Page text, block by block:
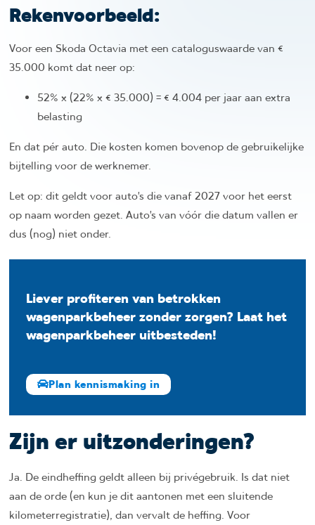
Rekenvoorbeeld:
Voor een Skoda Octavia met een cataloguswaarde van €
35.000 komt dat neer op:
52% x (22% x € 35.000) = € 4.004 per jaar aan extra
belasting
En dat pér auto. Die kosten komen bovenop de gebruikelijke
bijtelling voor de werknemer.
Let op: dit geldt voor auto’s die vanaf 2027 voor het eerst
op naam worden gezet. Auto’s van vóór die datum vallen er
dus (nog) niet onder.
Liever profiteren van betrokken
wagenparkbeheer zonder zorgen? Laat het
wagenparkbeheer uitbesteden!
Plan kennismaking in
Zijn er uitzonderingen?
Ja. De eindheffing geldt alleen bij privégebruik. Is dat niet
aan de orde (en kun je dit aantonen met een sluitende
kilometerregistratie), dan vervalt de heffing. Voor